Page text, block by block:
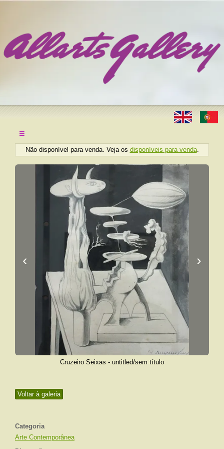
≡
Voltar à galeria
Categoria
Arte Contemporânea
Não disponível para venda. Veja os disponíveis para venda.
‹ ›
Cruzeiro Seixas - untitled/sem título